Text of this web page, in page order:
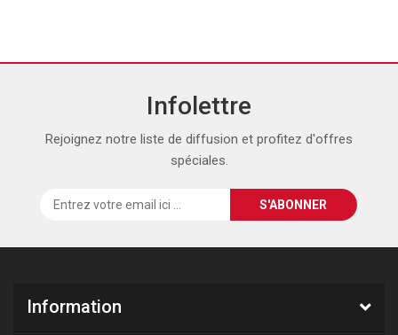
Infolettre
Rejoignez notre liste de diffusion et profitez d'offres
spéciales.
Information